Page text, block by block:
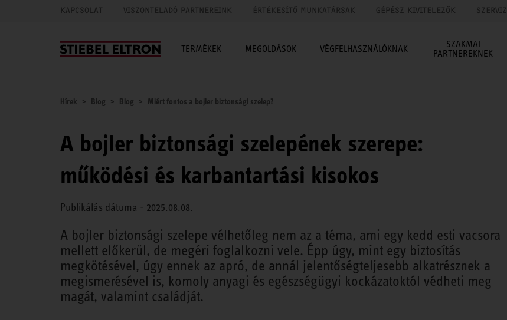
KAPCSOLAT VISZONTELADÓ PARTNEREINK ÉRTÉKESÍTŐ MUNKATÁRSAK GÉPÉSZ KIVITELEZŐK SZERVIZ
TERMÉKEK MEGOLDÁSOK VÉGFELHASZNÁLÓKNAK
SZAKMAI
PARTNEREKNEK
Hírek Blog Blog Miért fontos a bojler biztonsági szelep?
A bojler biztonsági szelepének szerepe:
működési és karbantartási kisokos
Publikálás dátuma - 2025.08.08.
A bojler biztonsági szelepe vélhetőleg nem az a téma, ami egy kedd esti vacsora
mellett előkerül, de megéri foglalkozni vele. Épp úgy, mint egy biztosítás
megkötésével, úgy ennek az apró, de annál jelentőségteljesebb alkatrésznek a
megismerésével is, komoly anyagi és egészségügyi kockázatoktól védheti meg
magát, valamint családját.